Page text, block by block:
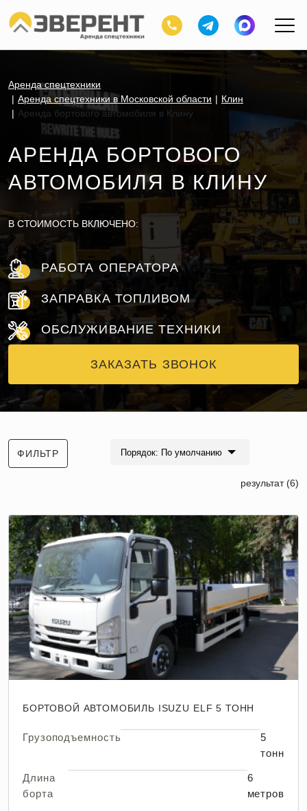
Аренда спецтехники
Аренда спецтехники в Московской области
Клин
Аренда бортового автомобиля в Клину
АРЕНДА БОРТОВОГО
АВТОМОБИЛЯ В КЛИНУ
В СТОИМОСТЬ ВКЛЮЧЕНО:
РАБОТА ОПЕРАТОРА
ЗАПРАВКА ТОПЛИВОМ
ОБСЛУЖИВАНИЕ ТЕХНИКИ
ЗАКАЗАТЬ ЗВОНОК
ФИЛЬТР Порядок: По умолчанию
результат (6)
БОРТОВОЙ АВТОМОБИЛЬ ISUZU ELF 5 ТОНН
Грузоподъемность
5
тонн
Длина
борта
6
метров